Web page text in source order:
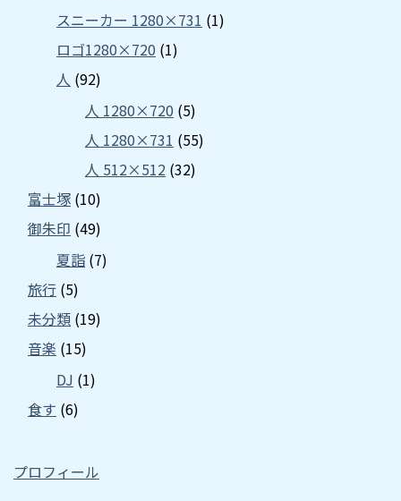
スニーカー 1280×731 (1)
ロゴ1280×720 (1)
人 (92)
人 1280×720 (5)
人 1280×731 (55)
人 512×512 (32)
富士塚 (10)
御朱印 (49)
夏詣 (7)
旅行 (5)
未分類 (19)
音楽 (15)
DJ (1)
食す (6)
プロフィール